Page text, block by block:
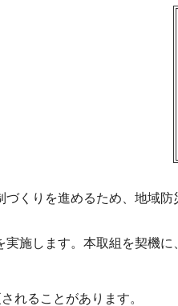
くりを進めるため、地域
施します。本取組を契機
ることがあります。